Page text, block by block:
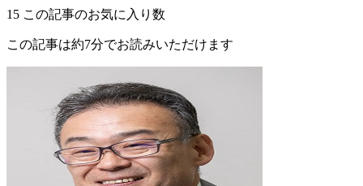
15 この記事のお気に入り数
この記事は約7分でお読みいただけます